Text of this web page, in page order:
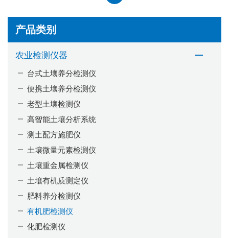
产品类别
农业检测仪器
台式土壤养分检测仪
便携土壤养分检测仪
老型土壤检测仪
高智能土壤分析系统
测土配方施肥仪
土壤微量元素检测仪
土壤重金属检测仪
土壤有机质测定仪
肥料养分检测仪
有机肥检测仪
化肥检测仪